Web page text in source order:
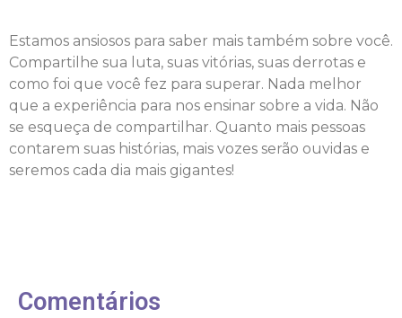
Estamos ansiosos para saber mais também sobre você.
Compartilhe sua luta, suas vitórias, suas derrotas e
como foi que você fez para superar. Nada melhor
que a experiência para nos ensinar sobre a vida. Não
se esqueça de compartilhar. Quanto mais pessoas
contarem suas histórias, mais vozes serão ouvidas e
seremos cada dia mais gigantes!
Comentários